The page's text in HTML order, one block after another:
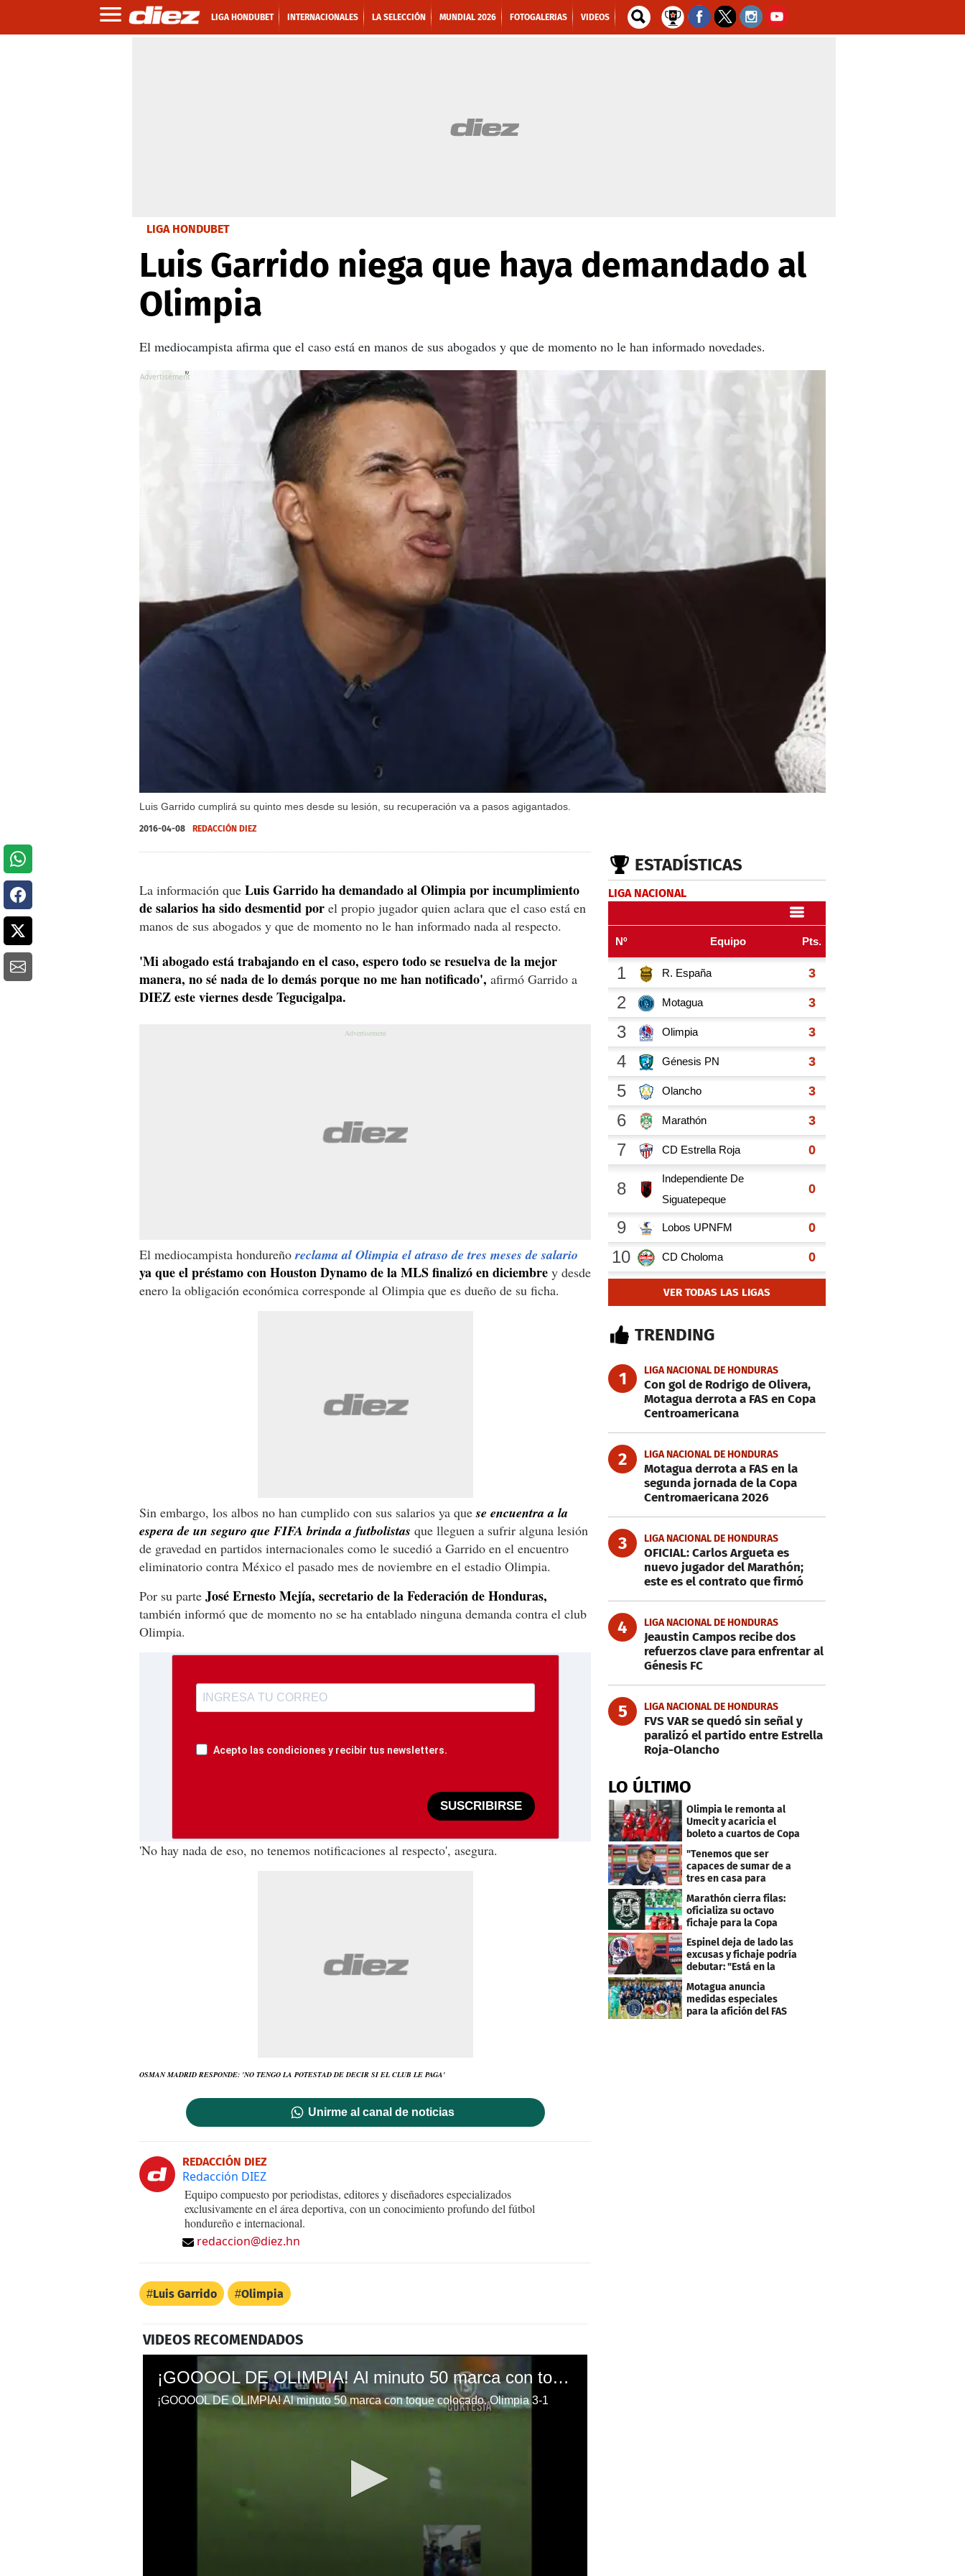
LIGA HONDUBET INTERNACIONALES LA SELECCIÓN MUNDIAL 2026 FOTOGALERIAS VIDEOS
LIGA HONDUBET
Luis Garrido niega que haya demandado al
Olimpia
El mediocampista afirma que el caso está en manos de sus abogados y que de momento no le han informado novedades.
Luis Garrido cumplirá su quinto mes desde su lesión, su recuperación va a pasos agigantados.
X
2016-04-08 REDACCIÓN DIEZ
La información que Luis Garrido ha demandado al Olimpia por incumplimiento
de salarios ha sido desmentid por el propio jugador quien aclara que el caso está en
manos de sus abogados y que de momento no le han informado nada al respecto.
'Mi abogado está trabajando en el caso, espero todo se resuelva de la mejor
manera, no sé nada de lo demás porque no me han notificado', afirmó Garrido a
DIEZ este viernes desde Tegucigalpa.
El mediocampista hondureñoreclama al Olimpia el atraso de tres meses de salario
ya que el préstamo con Houston Dynamo de la MLS finalizó en diciembre y desde
enero la obligación económica corresponde al Olimpia que es dueño de su ficha.
Sin embargo, los albos no han cumplido con sus salarios ya quese encuentra a la
espera de un seguro que FIFA brinda a futbolistas que lleguen a sufrir alguna lesión
de gravedad en partidos internacionales como le sucedió a Garrido en el encuentro
eliminatorio contra México el pasado mes de noviembre en el estadio Olimpia.
Por su parte José Ernesto Mejía, secretario de la Federación de Honduras,
también informó que de momento no se ha entablado ninguna demanda contra el club
Olimpia.
Acepto las condiciones y recibir tus newsletters.
SUSCRIBIRSE
'No hay nada de eso, no tenemos notificaciones al respecto', asegura.
OSMAN MADRID RESPONDE: 'NO TENGO LA POTESTAD DE DECIR SI EL CLUB LE PAGA'
Unirme al canal de noticias
REDACCIÓN DIEZ
Redacción DIEZ
Equipo compuesto por periodistas, editores y diseñadores especializados
exclusivamente en el área deportiva, con un conocimiento profundo del fútbol
hondureño e internacional.
redaccion@diez.hn
Luis Garrido Olimpia
VIDEOS RECOMENDADOS
¡GOOOOL DE OLIMPIA! Al minuto 50 marca con toque colocado. Olimpia 3-1
¡GOOOOL DE OLIMPIA! Al minuto 50 marca con toque colocado. Olimpia 3-1
ESTADÍSTICAS
LIGA NACIONAL
VER TODAS LAS LIGAS
TRENDING
1 LIGA NACIONAL DE HONDURAS
Con gol de Rodrigo de Olivera,
Motagua derrota a FAS en Copa
Centroamericana
2 LIGA NACIONAL DE HONDURAS
Motagua derrota a FAS en la
segunda jornada de la Copa
Centromaericana 2026
3 LIGA NACIONAL DE HONDURAS
OFICIAL: Carlos Argueta es
nuevo jugador del Marathón;
este es el contrato que firmó
4 LIGA NACIONAL DE HONDURAS
Jeaustin Campos recibe dos
refuerzos clave para enfrentar al
Génesis FC
5 LIGA NACIONAL DE HONDURAS
FVS VAR se quedó sin señal y
paralizó el partido entre Estrella
Roja-Olancho
LO ÚLTIMO
Olimpia le remonta al
Umecit y acaricia el
boleto a cuartos de Copa
"Tenemos que ser
capaces de sumar de a
tres en casa para
asegurar la
clasificación"
Marathón cierra filas:
oficializa su octavo
fichaje para la Copa
Centroamericana
Espinel deja de lado las
excusas y fichaje podría
debutar: "Está en la
Motagua anuncia
medidas especiales
para la afición del FAS